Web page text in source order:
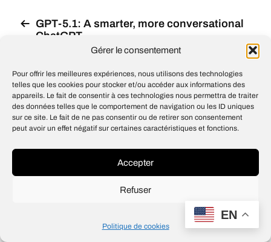
Gérer le consentement
Pour offrir les meilleures expériences, nous utilisons des technologies
telles que les cookies pour stocker et/ou accéder aux informations des
appareils. Le fait de consentir à ces technologies nous permettra de traiter
des données telles que le comportement de navigation ou les ID uniques
sur ce site. Le fait de ne pas consentir ou de retirer son consentement
peut avoir un effet négatif sur certaines caractéristiques et fonctions.
Accepter
Refuser
Politique de cookies
GPT-5.1: A smarter, more conversational
ChatGPT
Fighting the New York Times’ invasion of
© 2026Open IA
EN